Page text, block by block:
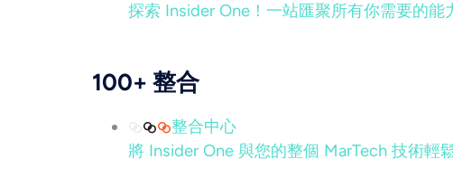
探索 Insider One！一站匯聚所有你需要的能
100+ 整合
整合中心
將 Insider One 與您的整個 MarTech 技術輕